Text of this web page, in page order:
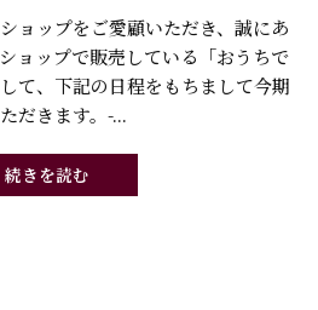
ョップをご愛顧いただき、誠にあ
ョップで販売している「おうちで
て、下記の日程をもちまして今期
だきます。-...
続きを読む